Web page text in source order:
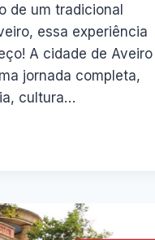
de um tradicional
essa experiência
A cidade de Aveiro
jornada completa,
cultura…